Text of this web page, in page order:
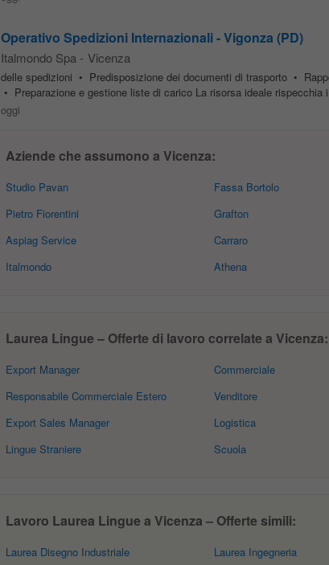
Operativo Spedizioni Internazionali - Vigonza (PD)
Italmondo Spa - Vicenza
delle spedizioni • Predisposizione dei documenti di trasporto •
• Preparazione e gestione liste di carico La risorsa ideale
oggi
Aziende che assumono a Vicenza:
Studio Pavan
Pietro Fiorentini
Aspiag Service
Italmondo
Fassa Bortolo
Grafton
Carraro
Athena
Laurea Lingue – Offerte di lavoro correlate a Vicenza:
Export Manager
Responsabile Commerciale Estero
Export Sales Manager
Lingue Straniere
Commerciale
Venditore
Logistica
Scuola
Lavoro Laurea Lingue a Vicenza – Offerte simili:
Laurea Disegno Industriale
Laurea Ingegneria